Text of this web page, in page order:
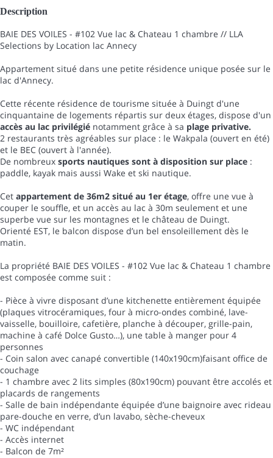
Description
BAIE DES VOILES - #102 Vue lac & Chateau 1 chambre // LLA
Selections by Location lac Annecy
Appartement situé dans une petite résidence unique posée sur le
lac d'Annecy.
Cette récente résidence de tourisme située à Duingt d'une
cinquantaine de logements répartis sur deux étages, dispose d'un
accès au lac privilégié notamment grâce à sa plage privative.
2 restaurants très agréables sur place : le Wakpala (ouvert en été)
et le BEC (ouvert à l'année).
De nombreux sports nautiques sont à disposition sur place :
paddle, kayak mais aussi Wake et ski nautique.
Cet appartement de 36m2 situé au 1er étage, offre une vue à
couper le souffle, et un accès au lac à 30m seulement et une
superbe vue sur les montagnes et le château de Duingt.
Orienté EST, le balcon dispose d’un bel ensoleillement dès le
matin.
La propriété BAIE DES VOILES - #102 Vue lac & Chateau 1 chambre
est composée comme suit :
- Pièce à vivre disposant d’une kitchenette entièrement équipée
(plaques vitrocéramiques, four à micro-ondes combiné, lave-
vaisselle, bouilloire, cafetière, planche à découper, grille-pain,
machine à café Dolce Gusto…), une table à manger pour 4
personnes
- Coin salon avec canapé convertible (140x190cm)faisant office de
couchage
- 1 chambre avec 2 lits simples (80x190cm) pouvant être accolés et
placards de rangements
- Salle de bain indépendante équipée d’une baignoire avec rideau
pare-douche en verre, d’un lavabo, sèche-cheveux
- WC indépendant
- Accès internet
- Balcon de 7m²